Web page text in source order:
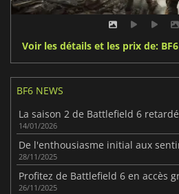
Voir les détails et les prix de: BF6
BF6 NEWS
14/01/2026
28/11/2025
26/11/2025